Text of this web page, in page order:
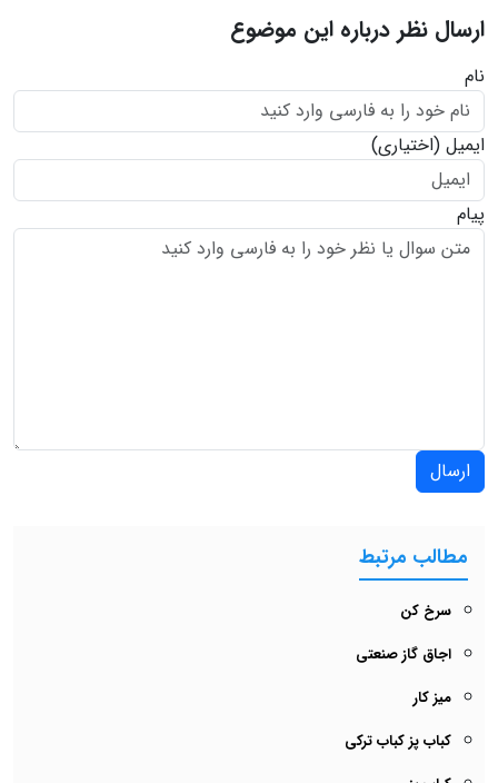
ارسال نظر درباره این موضوع
نام
ایمیل (اختیاری)
پیام
ارسال
مطالب مرتبط
سرخ کن
اجاق گاز صنعتی
میز کار
کباب پز کباب ترکی